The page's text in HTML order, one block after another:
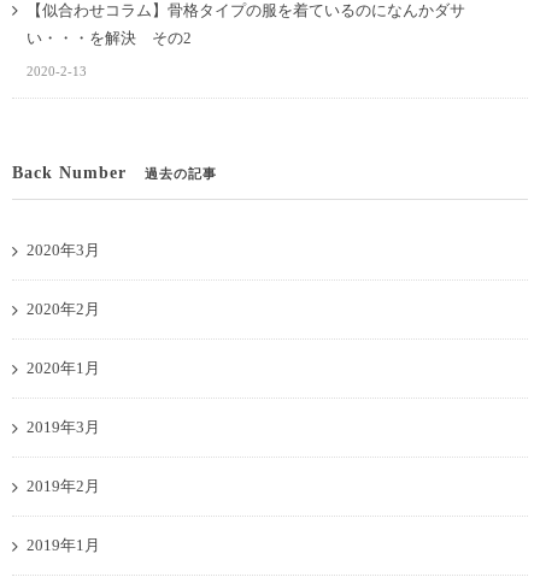
【似合わせコラム】骨格タイプの服を着ているのになんかダサ
い・・・を解決 その2
2020-2-13
Back Number 過去の記事
2020年3月
2020年2月
2020年1月
2019年3月
2019年2月
2019年1月